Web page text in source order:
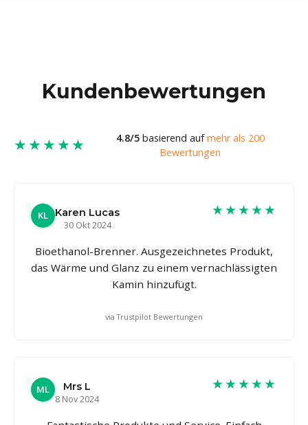
Kundenbewertungen
★★★★★ 4.8/5basierend aufmehr als 200
Bewertungen
KL
Karen Lucas
30 Okt 2024
★★★★★
Bioethanol-Brenner. Ausgezeichnetes Produkt,
das Wärme und Glanz zu einem vernachlässigten
Kamin hinzufügt.
via Trustpilot Bewertungen
ML
Mrs L
8 Nov 2024
★★★★★